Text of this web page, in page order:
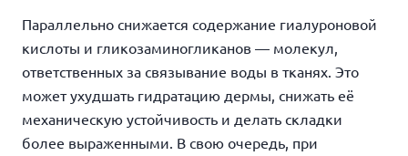
Параллельно снижается содержание гиалуроновой
кислоты и гликозаминогликанов — молекул,
ответственных за связывание воды в тканях. Это
может ухудшать гидратацию дермы, снижать её
механическую устойчивость и делать складки
более выраженными. В свою очередь, при